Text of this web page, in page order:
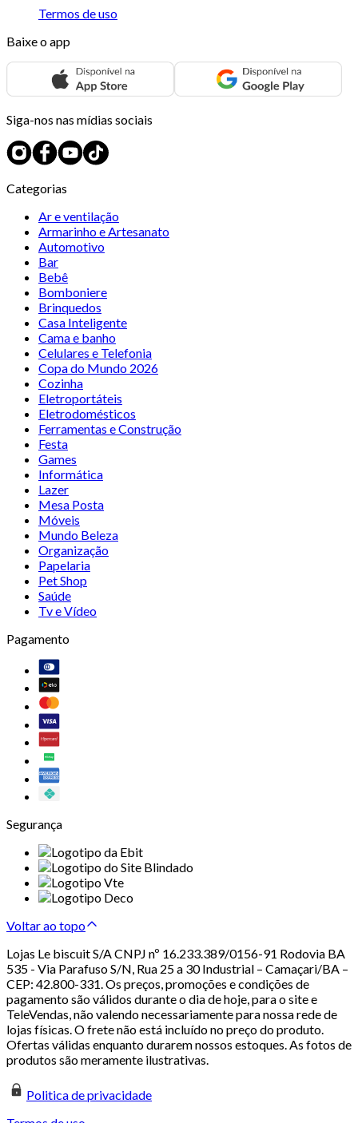
Termos de uso
Baixe o app
Siga-nos nas mídias sociais
Categorias
Ar e ventilação
Armarinho e Artesanato
Automotivo
Bar
Bebê
Bomboniere
Brinquedos
Casa Inteligente
Cama e banho
Celulares e Telefonia
Copa do Mundo 2026
Cozinha
Eletroportáteis
Eletrodomésticos
Ferramentas e Construção
Festa
Games
Informática
Lazer
Mesa Posta
Móveis
Mundo Beleza
Organização
Papelaria
Pet Shop
Saúde
Tv e Vídeo
Pagamento
Segurança
Voltar ao topo
Lojas Le biscuit S/A CNPJ nº 16.233.389/0156-91 Rodovia BA
535 - Via Parafuso S/N, Rua 25 a 30 Industrial – Camaçari/BA –
CEP: 42.800-331. Os preços, promoções e condições de
pagamento são válidos durante o dia de hoje, para o site e
TeleVendas, não valendo necessariamente para nossa rede de
lojas físicas. O frete não está incluído no preço do produto.
Ofertas válidas enquanto durarem nossos estoques. As fotos de
produtos são meramente ilustrativas.
Politica de privacidade